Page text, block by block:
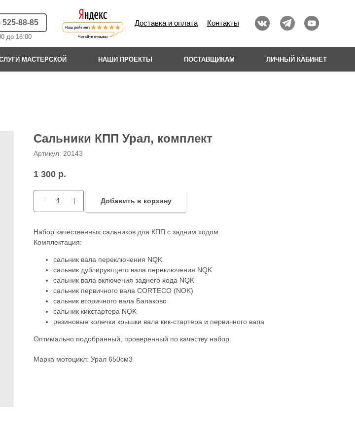
Контакты
Доставка и оплата
525-88-85
до 18:00
МАСТЕРСКОЙ НАШИ ПРОЕКТЫ ПОСТАВЩИКАМ ЛИЧНЫЙ КАБИНЕТ
Сальники КПП Урал, комплект
Артикул: 20143
1 300 р.
Добавить в корзину
Набор качественных сальников для КПП с задним ходом.
Комплектация:
сальник вала переключения NQK
сальник дублирующего вала переключения NQK
сальник вала включения заднего хода NQK
сальник первичного вала CORTECO (NOK)
сальник вторичного вала Балаково
сальник кикстартера NQK
резиновые колечки крышки вала кик-стартера и первичного вала
Оптимально подобранный, проверенный по качеству набор.
Марка мотоцикл: Урал 650см3